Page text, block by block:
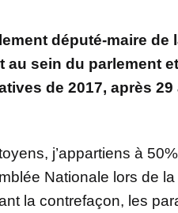
député-maire de
sein du parlement
de 2017, après
j’appartiens à
Nationale lors de
la contrefaçon, les